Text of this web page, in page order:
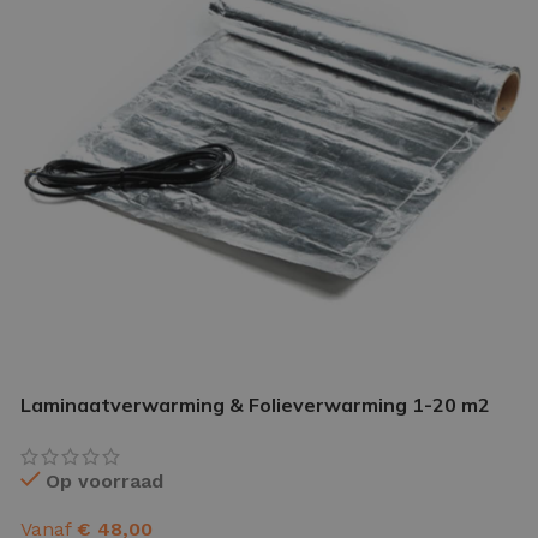
GEREEDSCHAP
gereedschap pakket
Laminaatverwarming & Folieverwarming 1-20 m2
Op voorraad
Vanaf € 48,00